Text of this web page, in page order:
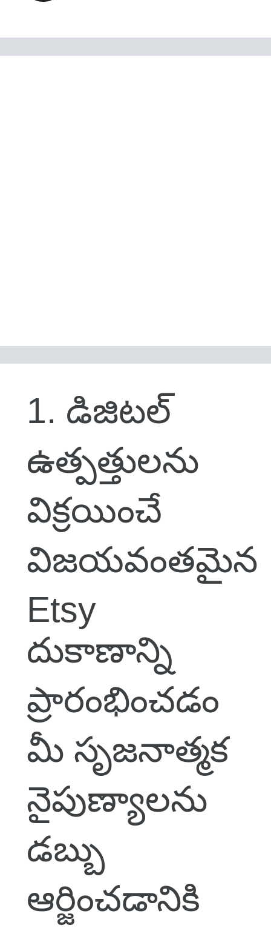
1. డిజిటల్
ఉత్పత్తులను
విక్రయించే
విజయవంతమైన
Etsy
దుకాణాన్ని
ప్రారంభించడం
మీ సృజనాత్మక
నైపుణ్యాలను
డబ్బు
ఆర్జించడానికి